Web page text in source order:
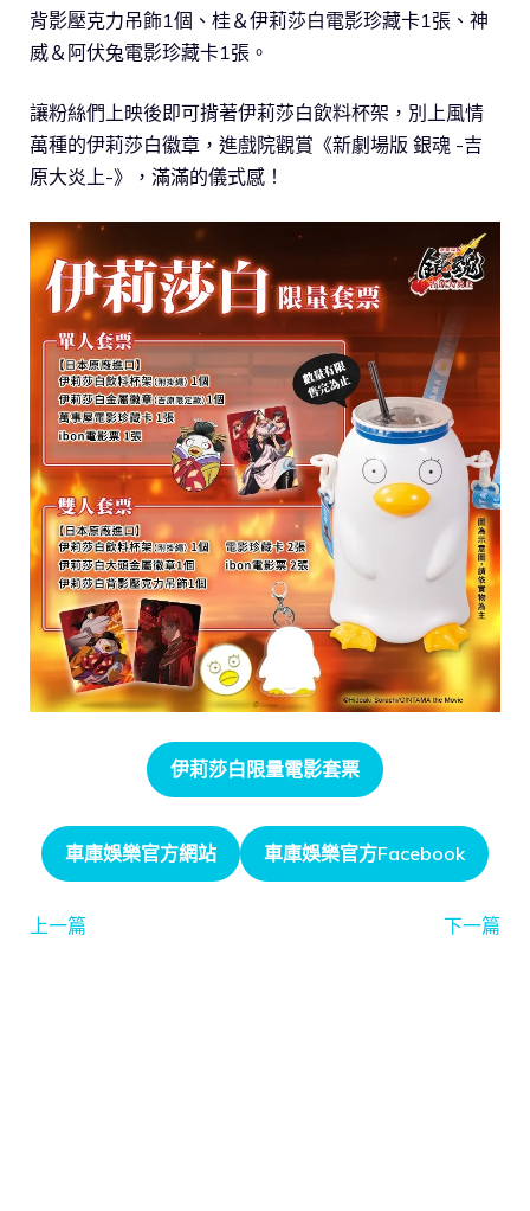
背影壓克力吊飾1個、桂＆伊莉莎白電影珍藏卡1張、神
威＆阿伏兔電影珍藏卡1張。
讓粉絲們上映後即可揹著伊莉莎白飲料杯架，別上風情
萬種的伊莉莎白徽章，進戲院觀賞《新劇場版 銀魂 -吉
原大炎上-》，滿滿的儀式感！
伊莉莎白限量電影套票
車庫娛樂官方網站 車庫娛樂官方Facebook
上一篇 下一篇